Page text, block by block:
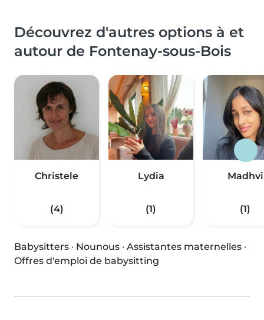
Découvrez d'autres options à et
autour de Fontenay-sous-Bois
Christele
(4)
Lydia
(1)
Madhvi
(1)
Babysitters · Nounous · Assistantes maternelles ·
Offres d'emploi de babysitting